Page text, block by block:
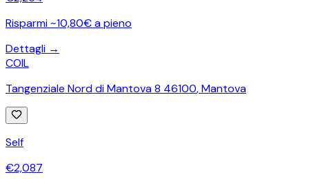
Risparmi ~10,80€ a pieno
Dettagli →
COIL
Tangenziale Nord di Mantova 8 46100,Mantova
Self
€2,087